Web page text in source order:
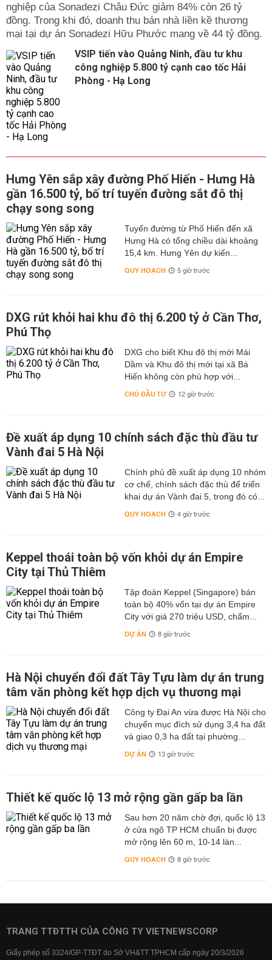
nghiệp của Sonadezi Châu Đức giảm 84% còn 26 tỷ
đồng. Trong khi đó, doanh thu bán nhà liền kề thương
mại tại dự án Sonadezi Hữu Phước mang về 44 tỷ đồng.
VSIP tiến vào Quảng Ninh, đầu tư khu
công nghiệp 5.800 tỷ cạnh cao tốc Hải
Phòng - Hạ Long
Hưng Yên sắp xây đường Phố Hiến - Hưng Hà
gần 16.500 tỷ, bố trí tuyến đường sắt đô thị
chạy song song
Tuyến đường từ Phố Hiến đến xã
Hưng Hà có tổng chiều dài khoảng
15,4 km. Hưng Yên dự kiến...
QUY HOẠCH 5 giờ trước
DXG rút khỏi hai khu đô thị 6.200 tỷ ở Cần Thơ,
Phú Thọ
DXG cho biết Khu đô thị mới Mái
Dầm và Khu đô thị mới tại xã Bá
Hiến không còn phù hợp với...
CHỦ ĐẦU TƯ 12 giờ trước
Đề xuất áp dụng 10 chính sách đặc thù đầu tư
Vành đai 5 Hà Nội
Chính phủ đề xuất áp dụng 10 nhóm
cơ chế, chính sách đặc thù để triển
khai dự án Vành đai 5, trong đó có...
QUY HOẠCH 4 giờ trước
Keppel thoái toàn bộ vốn khỏi dự án Empire
City tại Thủ Thiêm
Tập đoàn Keppel (Singapore) bán
toàn bộ 40% vốn tại dự án Empire
City với giá 270 triệu USD, chấm...
DỰ ÁN 8 giờ trước
Hà Nội chuyển đổi đất Tây Tựu làm dự án trung
tâm văn phòng kết hợp dịch vụ thương mại
Công ty Đại An vừa được Hà Nội cho
chuyển mục đích sử dụng 3,4 ha đất
và giao 0,3 ha đất tại phường...
DỰ ÁN 13 giờ trước
Thiết kế quốc lộ 13 mở rộng gần gấp ba lần
Sau hơn 20 năm chờ đợi, quốc lộ 13
ở cửa ngõ TP HCM chuẩn bị được
mở rộng lên 60 m, 10-14 làn...
QUY HOẠCH 8 giờ trước
TRANG TTĐTTH CỦA CÔNG TY VIETNEWSCORP
Giấy phép số 3324/GP-TTĐT do Sở VH&TT TPHCM cấp ngày 20/3/2026